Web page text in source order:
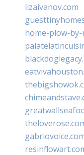
lizaivanov.com
home-plow-by-